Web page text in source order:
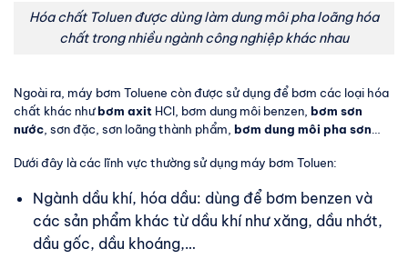
Hóa chất Toluen được dùng làm dung môi pha loãng hóa
chất trong nhiều ngành công nghiệp khác nhau
Ngoài ra, máy bơm Toluene còn được sử dụng để bơm các loại hóa
chất khác nhưbơm axit HCl, bơm dung môi benzen, bơm sơn
nước , sơn đặc, sơn loãng thành phẩm, bơm dung môi pha sơn
Dưới đây là các lĩnh vực thường sử dụng máy bơm Toluen:
Ngành dầu khí, hóa dầu: dùng để bơm benzen và
các sản phẩm khác từ dầu khí như xăng, dầu nhớt,
dầu gốc, dầu khoáng,…